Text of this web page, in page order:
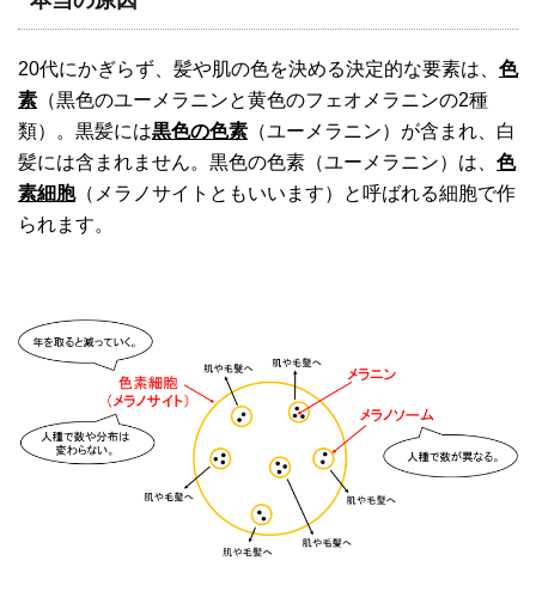
20代にかぎらず、髪や肌の色を決める決定的な要素は、 色
素 （黒色のユーメラニンと黄色のフェオメラニンの2種
類）。黒髪には黒色の色素 （ユーメラニン）が含まれ、白
髪には含まれません。黒色の色素（ユーメラニン）は、 色
素細胞（メラノサイトともいいます）と呼ばれる細胞で作
られます。